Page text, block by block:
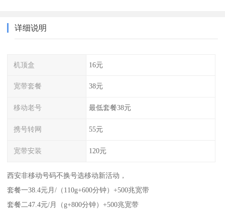
详细说明
机顶盒 16元
宽带套餐 38元
移动老号 最低套餐38元
携号转网 55元
宽带安装 120元
西安非移动号码不换号选移动新活动，
套餐一38.4元月/（110g+600分钟）+500兆宽带
套餐二47.4元/月（g+800分钟）+500兆宽带